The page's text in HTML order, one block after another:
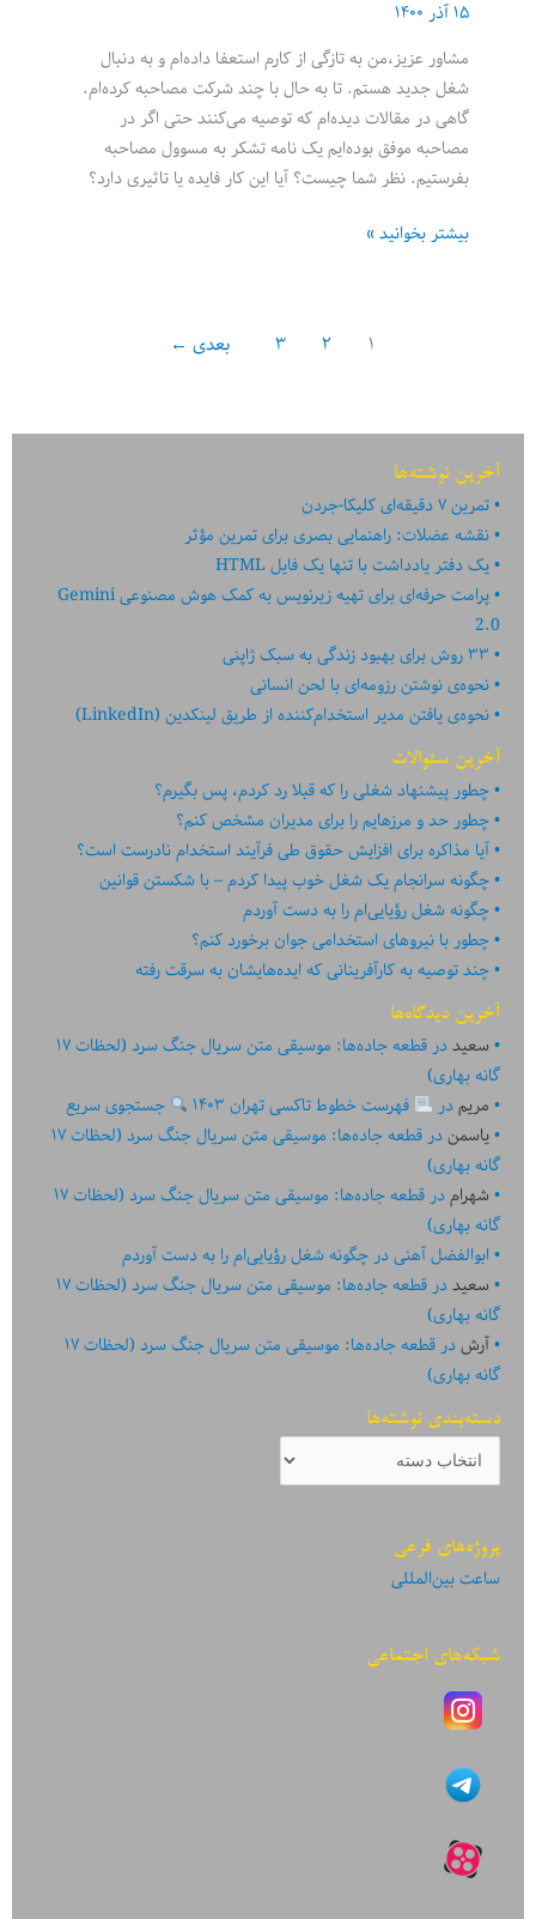
۱۵ آذر ۱۴۰۰
مشاور عزیز،من به تازگی از کارم استعفا داده‌ام و به دنبال
شغل جدید هستم. تا به حال با چند شرکت مصاحبه کرده‌ام.
گاهی در مقالات دیده‌ام که توصیه می‌کنند حتی اگر در
مصاحبه موفق بوده‌ایم یک نامه تشکر به مسوول مصاحبه
بفرستیم. نظر شما چیست؟ آیا این کار فایده یا تاثیری دارد؟
مزایای
بیشتر بخوانید »
۱ ۲ ۳ بعدی ←
آخرین نوشته‌ها
تمرین ۷ دقیقه‌ای کلیکا-جردن
نقشه عضلات: راهنمایی بصری برای تمرین مؤثر
یک دفتر یادداشت با تنها یک فایل HTML
پرامت حرفه‌ای برای تهیه زیرنویس به کمک هوش مصنوعی Gemini
2.0
۳۳ روش برای بهبود زندگی به سبک ژاپنی
نحوه‌ی نوشتن رزومه‌ای با لحن انسانی
نحوه‌ی یافتن مدیر استخدام‌کننده از طریق لینکدین (LinkedIn)
آخرین سئوالات
چطور پیشنهاد شغلی را که قبلا رد کردم، پس بگیرم؟
چطور حد و مرزهایم را برای مدیران مشخص کنم؟
آیا مذاکره برای افزایش حقوق طی فرآیند استخدام نادرست است؟
چگونه سرانجام یک شغل خوب پیدا کردم – با شکستن قوانین
چگونه شغل رؤیایی‌ام را به دست آوردم
چطور با نیروهای استخدامی جوان برخورد کنم؟
چند توصیه به کارآفرینانی که ایده‏‏‌‏‏‌هایشان به سرقت رفته
آخرین دیدگاه‌ها
سعیددر
قطعه جاده‌ها: موسیقی متن سریال جنگ سرد (لحظات ۱۷
گانه بهاری)
مریمدر فهرست خطوط تاکسی تهران ۱۴۰۳
جستجوی سریع
یاسمندر
قطعه جاده‌ها: موسیقی متن سریال جنگ سرد (لحظات ۱۷
گانه بهاری)
شهرامدر
قطعه جاده‌ها: موسیقی متن سریال جنگ سرد (لحظات ۱۷
گانه بهاری)
ابوالفضل آهنیدرچگونه شغل رؤیایی‌ام را به دست آوردم
سعیددر
قطعه جاده‌ها: موسیقی متن سریال جنگ سرد (لحظات ۱۷
گانه بهاری)
آرشدر
قطعه جاده‌ها: موسیقی متن سریال جنگ سرد (لحظات ۱۷
گانه بهاری)
دسته‌بندی نوشته‌ها
دسته‌بندی
نوشته‌ها
پروژه‌های فرعی
ساعت بین‌المللی
شبکه‌های اجتماعی